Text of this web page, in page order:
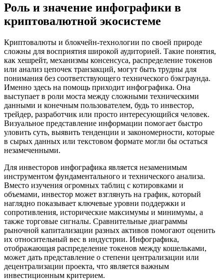
Роль и значение инфографики в
криптовалютной экосистеме
Криптовалюты и блокчейн-технологии по своей природе
сложны для восприятия широкой аудиторией. Такие понятия,
как хешрейт, механизмы консенсуса, распределение токенов
или анализ цепочек транзакций, могут быть трудны для
понимания без соответствующего технического бэкграунда.
Именно здесь на помощь приходит инфографика. Она
выступает в роли моста между сложными техническими
данными и конечным пользователем, будь то инвестор,
трейдер, разработчик или просто интересующийся человек.
Визуальное представление информации помогает быстро
уловить суть, выявить тенденции и закономерности, которые
в сырых данных или текстовом формате могли бы остаться
незамеченными.
Для инвесторов инфографика является незаменимым
инструментом фундаментального и технического анализа.
Вместо изучения огромных таблиц с котировками и
объемами, инвестор может взглянуть на график, который
наглядно показывает ключевые уровни поддержки и
сопротивления, исторические максимумы и минимумы, а
также торговые сигналы. Сравнительные диаграммы
рыночной капитализации разных активов помогают оценить
их относительный вес в индустрии. Инфографика,
отображающая распределение токенов между кошельками,
может дать представление о степени централизации или
децентрализации проекта, что является важным
инвестиционным критерием.